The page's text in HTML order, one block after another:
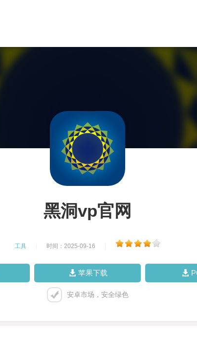
黑洞vp官网
工具 时间：2025-09-16
苹果下载
安卓市场，安全绿色